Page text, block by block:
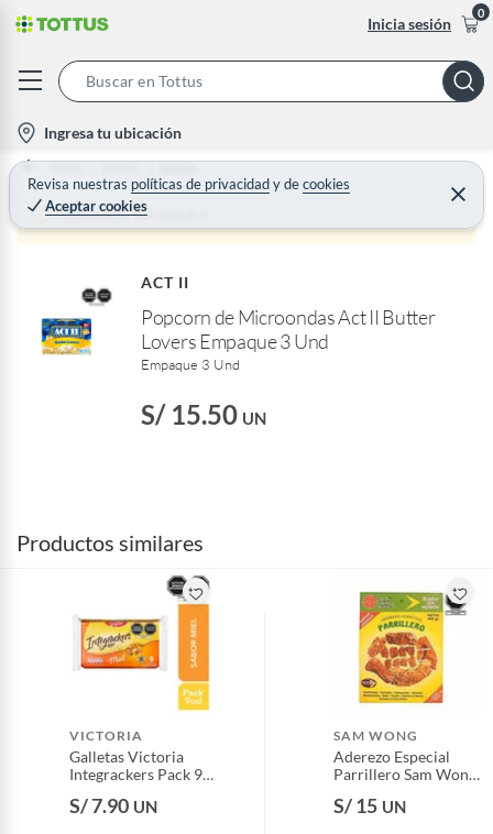
Inicia sesión
0
h
o
t
Ingresa tu ubicación
Revisa nuestras políticas de privacidadydecookies
Aceptar cookies
C
e
r
Home Snacks Snacks
Producto sin stock :(
ACT II
Popcorn de Microondas Act II Butter
Lovers Empaque 3 Und
Empaque 3 Und
S/ 15.50 UN
Productos similares
VICTORIA
Galletas Victoria
Integrackers Pack 9
S/ 7.90 UN
SAM WONG
Aderezo Especial
Parrillero Sam Wong
S/ 15 UN